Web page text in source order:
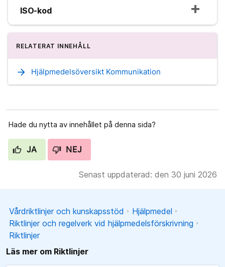
ISO-kod
RELATERAT INNEHÅLL
arrow_forward Hjälpmedelsöversikt Kommunikation
Hade du nytta av innehållet på denna sida?
JA NEJ
Senast uppdaterad: den 30 juni 2026
Vårdriktlinjer och kunskapsstöd
Hjälpmedel
Riktlinjer och regelverk vid hjälpmedelsförskrivning
Riktlinjer
Läs mer om Riktlinjer